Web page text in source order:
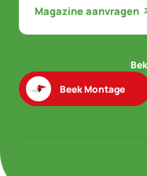
Magazine aanvragen
Beek Montage